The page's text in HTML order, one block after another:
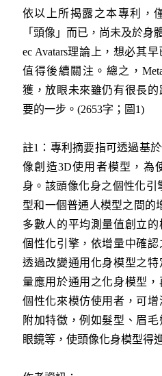
依以上所揭露之本專利，
「頭像」而已，尚未及於身
ec Avatars理論上，想必其
值得後續關注。總之，
獲，放眼未來雖仍有很長
要的一步。(2653字；圖1)
註1：專利摘要指可透過基
像創造3D使用者模型，為
身。該頭像化身之個性化引
型和一個普通人模型之間的
多數人的平均測量值創立
個性化引擎，依增量中確認
透過改變通用化身模型之
量應用於通用之化身模型
個性化來模仿使用者，可
附加特徵，例如髮型、眉
眼鏡等，使頭像化身模型得